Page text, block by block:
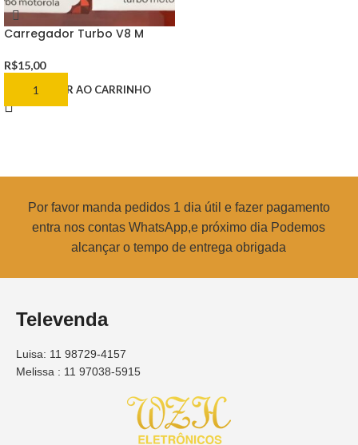
Carregador Turbo V8 M
R$15,00
ADICIONAR AO CARRINHO
Por favor manda pedidos 1 dia útil e fazer pagamento
entra nos contas WhatsApp,e próximo dia Podemos
alcançar o tempo de entrega obrigada
Televenda
Luisa: 11 98729-4157
Melissa : 11 97038-5915